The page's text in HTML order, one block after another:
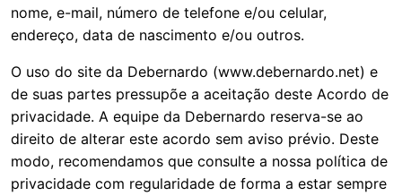
nome, e-mail, número de telefone e/ou celular,
endereço, data de nascimento e/ou outros.
O uso do site da Debernardo (www.debernardo.net) e
de suas partes pressupõe a aceitação deste Acordo de
privacidade. A equipe da Debernardo reserva-se ao
direito de alterar este acordo sem aviso prévio. Deste
modo, recomendamos que consulte a nossa política de
privacidade com regularidade de forma a estar sempre